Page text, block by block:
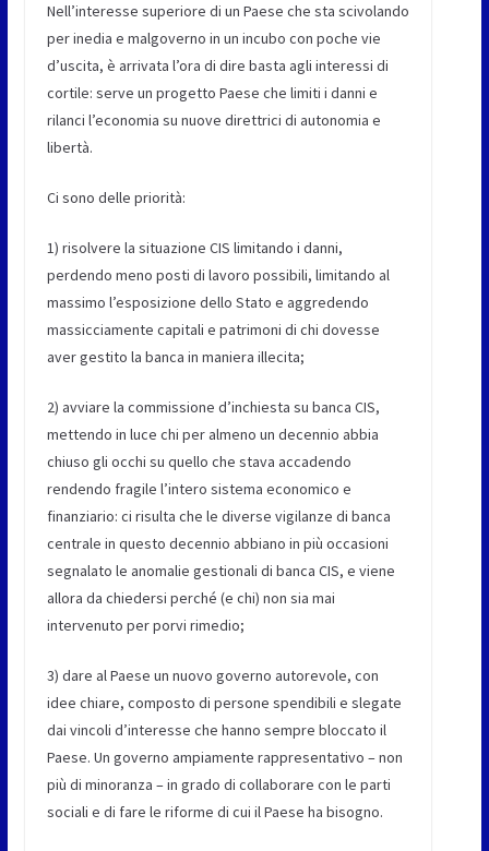
Nell’interesse superiore di un Paese che sta scivolando
per inedia e malgoverno in un incubo con poche vie
d’uscita, è arrivata l’ora di dire basta agli interessi di
cortile: serve un progetto Paese che limiti i danni e
rilanci l’economia su nuove direttrici di autonomia e
libertà.
Ci sono delle priorità:
1) risolvere la situazione CIS limitando i danni,
perdendo meno posti di lavoro possibili, limitando al
massimo l’esposizione dello Stato e aggredendo
massicciamente capitali e patrimoni di chi dovesse
aver gestito la banca in maniera illecita;
2) avviare la commissione d’inchiesta su banca CIS,
mettendo in luce chi per almeno un decennio abbia
chiuso gli occhi su quello che stava accadendo
rendendo fragile l’intero sistema economico e
finanziario: ci risulta che le diverse vigilanze di banca
centrale in questo decennio abbiano in più occasioni
segnalato le anomalie gestionali di banca CIS, e viene
allora da chiedersi perché (e chi) non sia mai
intervenuto per porvi rimedio;
3) dare al Paese un nuovo governo autorevole, con
idee chiare, composto di persone spendibili e slegate
dai vincoli d’interesse che hanno sempre bloccato il
Paese. Un governo ampiamente rappresentativo – non
più di minoranza – in grado di collaborare con le parti
sociali e di fare le riforme di cui il Paese ha bisogno.